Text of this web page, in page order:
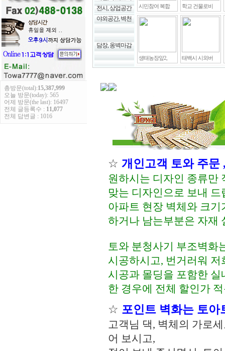
총방문(total):15,387,999
오늘 방문(today): 565
어제 방문(the last): 16497
전체 글등록수 : 11,077
전체 답변글 : 1016
시민참여 복합 학교 건물로비
생태농장앞2, 태백시 시외버
전시, 상업공간
야외공간, 벽천
담장, 옹벽마감
☆ 개인고객 토와 주
원하시는 디자인 종류만
맞는 디자인으로 보내 드
아파트 현장 벽체와 크
하거나 남는부분은 자재
토와 분청사기 부조벽화
시공하시고, 번거러워
시공과 몰딩을 포함한
한 경우에 전체 할인가
☆ 포인트 벽화는 토아
고객님 댁, 벽체의 가로
어 보시고,